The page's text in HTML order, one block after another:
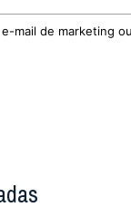
mail de marketing